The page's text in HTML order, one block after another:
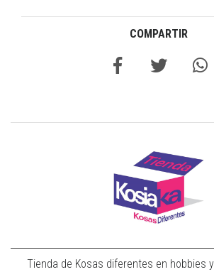
COMPARTIR
Tienda de Kosas diferentes en hobbies